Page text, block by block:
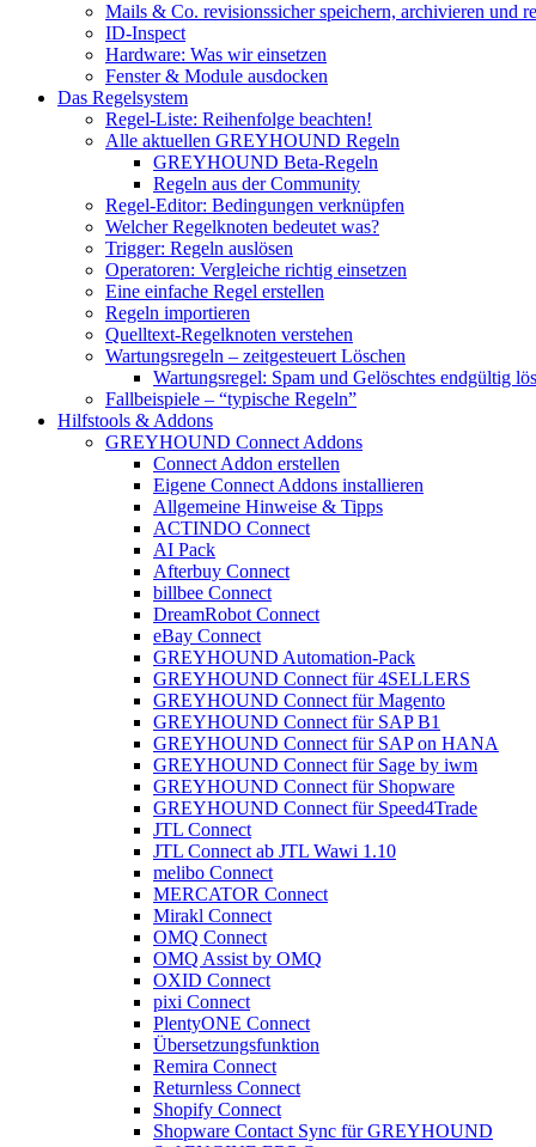
Mails & Co. revisionssicher speichern, archivieren und
ID-Inspect
Hardware: Was wir einsetzen
Fenster & Module ausdocken
Das Regelsystem
Regel-Liste: Reihenfolge beachten!
Alle aktuellen GREYHOUND Regeln
GREYHOUND Beta-Regeln
Regeln aus der Community
Regel-Editor: Bedingungen verknüpfen
Welcher Regelknoten bedeutet was?
Trigger: Regeln auslösen
Operatoren: Vergleiche richtig einsetzen
Eine einfache Regel erstellen
Regeln importieren
Quelltext-Regelknoten verstehen
Wartungsregeln – zeitgesteuert Löschen
Wartungsregel: Spam und Gelöschtes endgültig
Fallbeispiele – “typische Regeln”
Hilfstools & Addons
GREYHOUND Connect Addons
Connect Addon erstellen
Eigene Connect Addons installieren
Allgemeine Hinweise & Tipps
ACTINDO Connect
AI Pack
Afterbuy Connect
billbee Connect
DreamRobot Connect
eBay Connect
GREYHOUND Automation-Pack
GREYHOUND Connect für 4SELLERS
GREYHOUND Connect für Magento
GREYHOUND Connect für SAP B1
GREYHOUND Connect für SAP on HANA
GREYHOUND Connect für Sage by iwm
GREYHOUND Connect für Shopware
GREYHOUND Connect für Speed4Trade
JTL Connect
JTL Connect ab JTL Wawi 1.10
melibo Connect
MERCATOR Connect
Mirakl Connect
OMQ Connect
OMQ Assist by OMQ
OXID Connect
pixi Connect
PlentyONE Connect
Übersetzungsfunktion
Remira Connect
Returnless Connect
Shopify Connect
Shopware Contact Sync für GREYHOUND